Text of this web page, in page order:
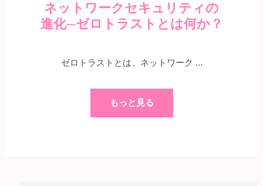
ネットワークセキュリティの
進化─ゼロトラストとは何か？
ゼロトラストとは、ネットワーク …
もっと見る